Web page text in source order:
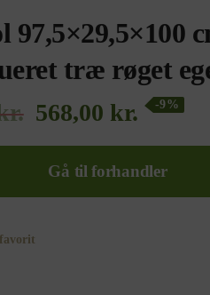
97,5×29,5×100
træ røget
568,00 kr. -9%
Gå til forhandler